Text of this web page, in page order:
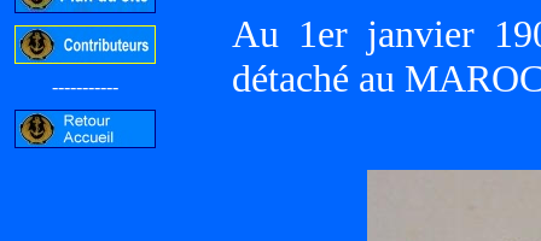
-----------
Au 1er janvier
détaché au